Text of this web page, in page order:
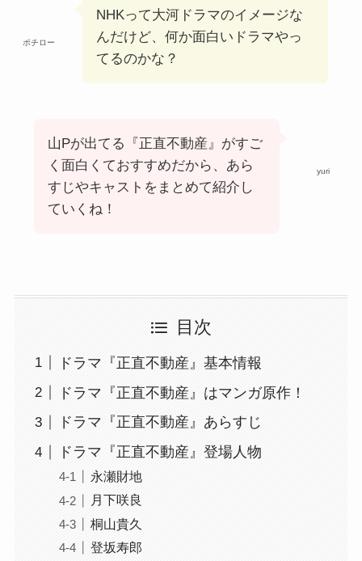
ポチロー
NHKって大河ドラマのイメージな
んだけど、何か面白いドラマやっ
てるのかな？
yuri
山Pが出てる『正直不動産』がすご
く面白くておすすめだから、あら
すじやキャストをまとめて紹介し
ていくね！
目次
ドラマ『正直不動産』基本情報
ドラマ『正直不動産』はマンガ原作！
ドラマ『正直不動産』あらすじ
ドラマ『正直不動産』登場人物
永瀬財地
月下咲良
桐山貴久
登坂寿郎